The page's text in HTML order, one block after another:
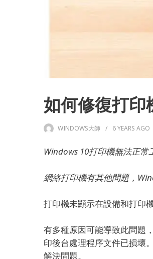
如何修復打
WINDOWS大師 6 YEARS AGO
Windows 10打印機無法正常
網絡打印機有其他問題，
打印機未顯示在設備和打印
有多種原因可能導致此問題
印後台處理程序文件已損壞。
解決問題。